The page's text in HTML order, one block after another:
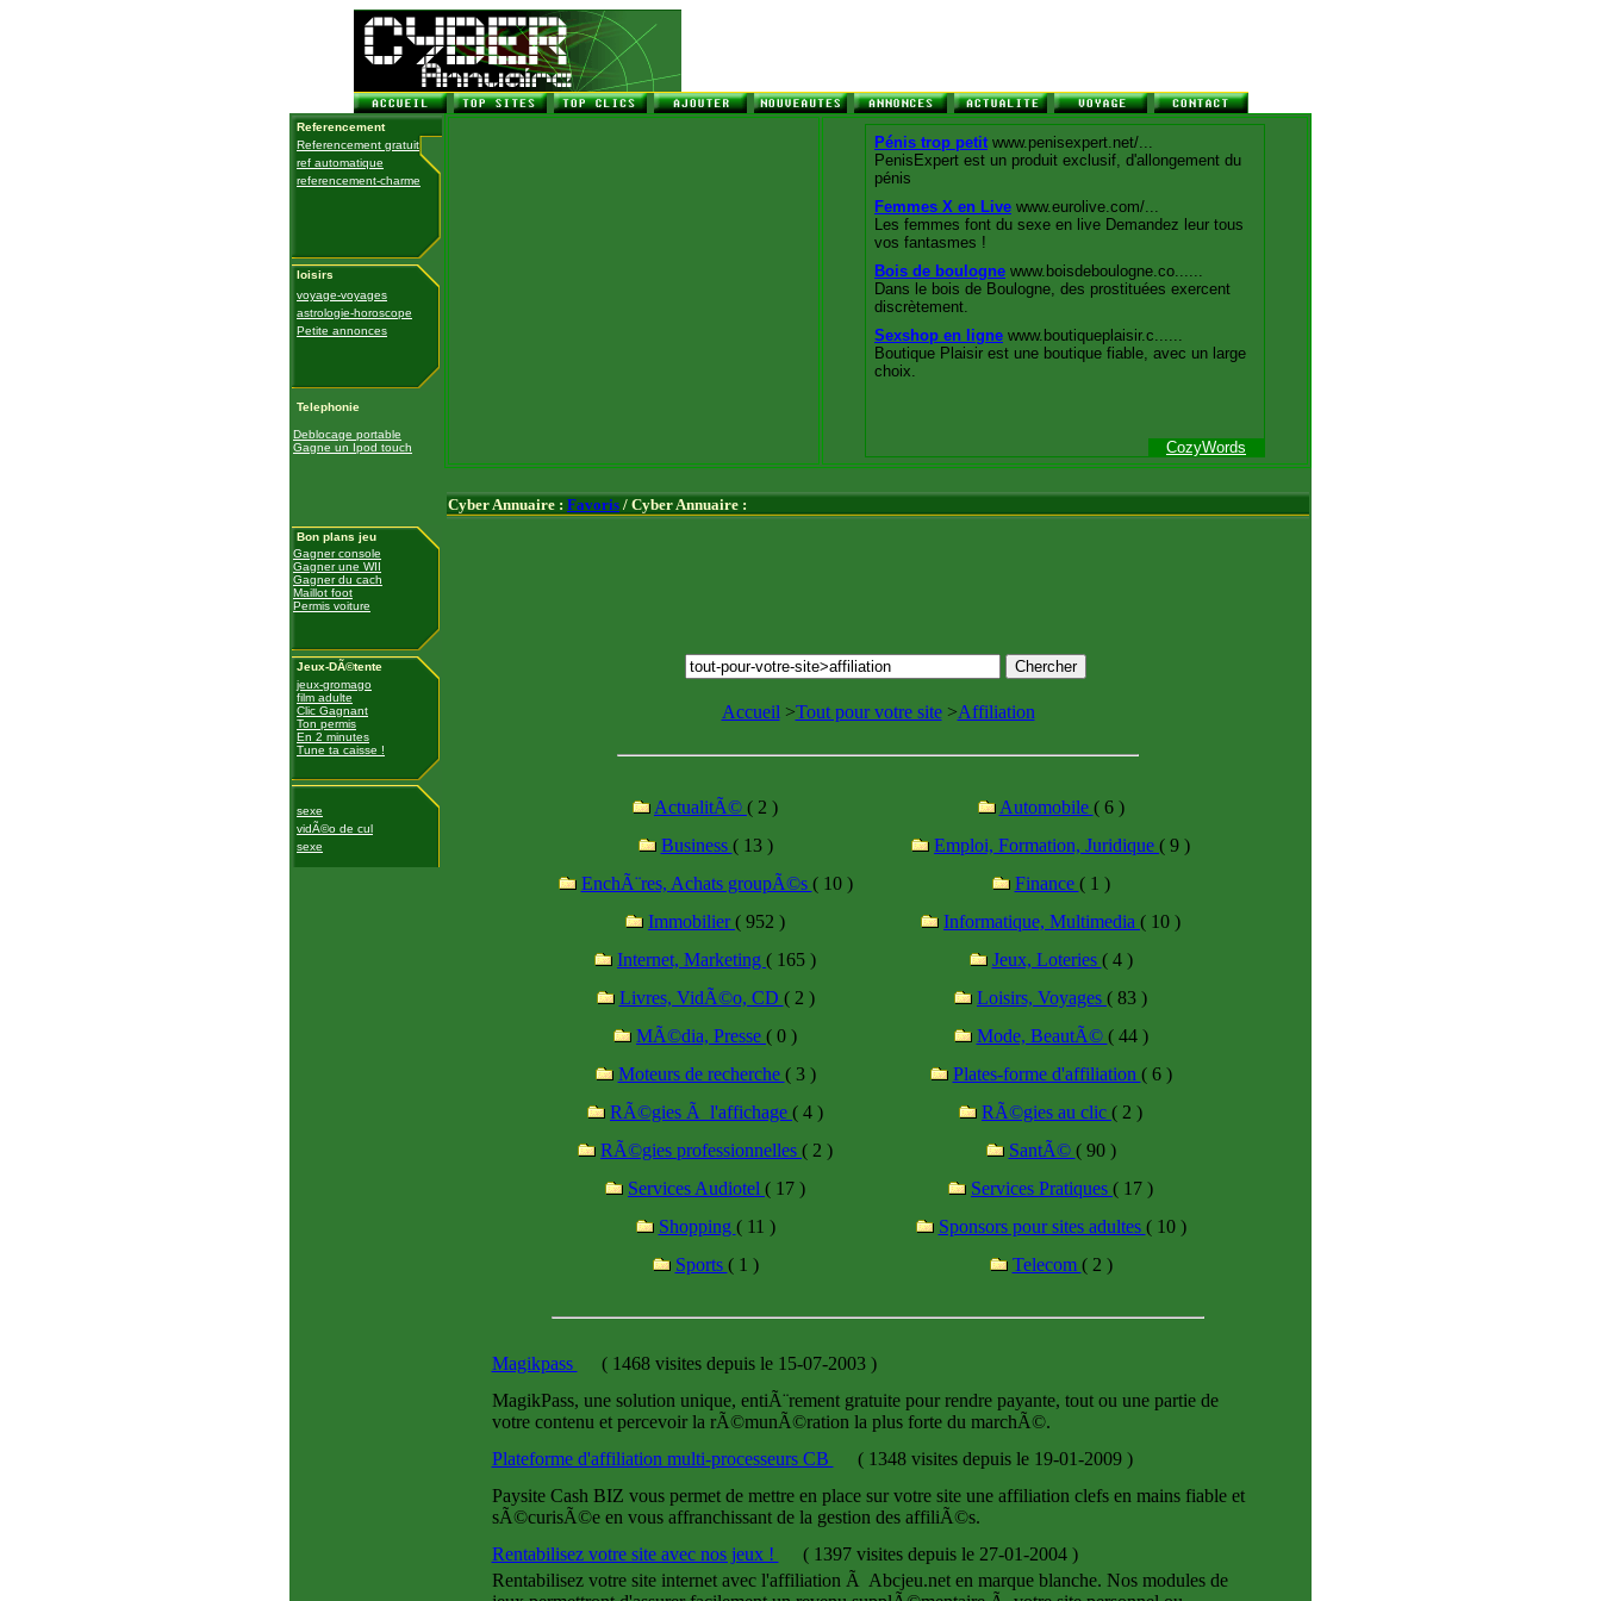
Referencement
Referencement gratuit
ref automatique
referencement-charme
loisirs
voyage-voyages
astrologie-horoscope
Petite annonces
Telephonie
Deblocage portable
Gagne un Ipod touch
Bon plans jeu
Gagner console
Gagner une WII
Gagner du cach
Maillot foot
Permis voiture
Jeux-DÃ©tente
jeux-gromago
film adulte
Clic Gagnant
Ton permis
En 2 minutes
Tune ta caisse !
sexe
vidÃ©o de cul
sexe
Cyber Annuaire : Favoris / Cyber Annuaire :
Accueil >Tout pour votre site>Affiliation
ActualitÃ© ( 2 ) Automobile ( 6 )
Business ( 13 ) Emploi, Formation, Juridique ( 9 )
EnchÃ¨res, Achats groupÃ©s ( 10 ) Finance ( 1 )
Immobilier( 952 ) Informatique, Multimedia ( 10 )
Internet, Marketing ( 165 ) Jeux, Loteries ( 4 )
Livres, VidÃ©o, CD ( 2 ) Loisirs, Voyages ( 83 )
MÃ©dia, Presse ( 0 ) Mode, BeautÃ© ( 44 )
Moteurs de recherche ( 3 ) Plates-forme d'affiliation ( 6 )
RÃ©gies Ã l'affichage ( 4 ) RÃ©gies au clic ( 2 )
RÃ©gies professionnelles ( 2 ) SantÃ© ( 90 )
Services Audiotel ( 17 ) Services Pratiques ( 17 )
Shopping ( 11 ) Sponsors pour sites adultes ( 10 )
Sports ( 1 ) Telecom ( 2 )
Magikpass (1468 visites depuis le 15-07-2003 )
MagikPass, une solution unique, entiÃ¨rement gratuite pour rendre payante, tout ou une partie de
votre contenu et percevoir la rÃ©munÃ©ration la plus forte du marchÃ©.
Plateforme d'affiliation multi-processeurs CB
(1348 visites depuis le 19-01-2009 )
Paysite Cash BIZ vous permet de mettre en place sur votre site une affiliation clefs en mains fiable et
sÃ©curisÃ©e en vous affranchissant de la gestion des affiliÃ©s.
Rentabilisez votre site avec nos jeux !
(1397 visites depuis le 27-01-2004 )
Rentabilisez votre site internet avec l'affiliation Ã Abcjeu.net en marque blanche. Nos modules de